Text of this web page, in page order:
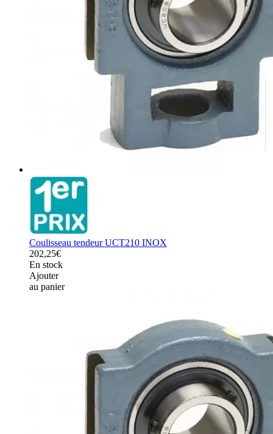
Coulisseau tendeur UCT210 INOX
202,25€
En stock
Ajouter
au panier